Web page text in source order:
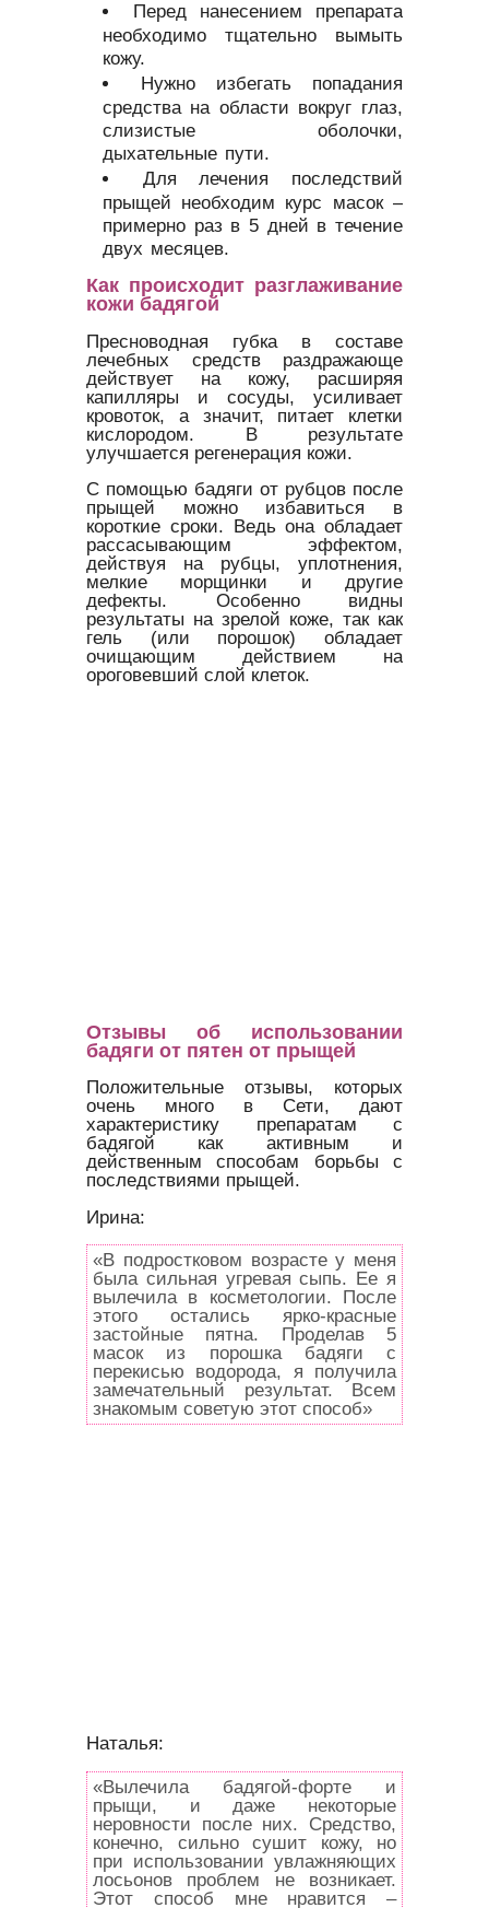
Перед нанесением препарата
необходимо тщательно вымыть
кожу.
Нужно избегать попадания
средства на области вокруг глаз,
слизистые оболочки,
дыхательные пути.
Для лечения последствий
прыщей необходим курс масок –
примерно раз в 5 дней в течение
двух месяцев.
Как происходит разглаживание
кожи бадягой
Пресноводная губка в составе
лечебных средств раздражающе
действует на кожу, расширяя
капилляры и сосуды, усиливает
кровоток, а значит, питает клетки
кислородом. В результате
улучшается регенерация кожи.
С помощью бадяги от рубцов после
прыщей можно избавиться в
короткие сроки. Ведь она обладает
рассасывающим эффектом,
действуя на рубцы, уплотнения,
мелкие морщинки и другие
дефекты. Особенно видны
результаты на зрелой коже, так как
гель (или порошок) обладает
очищающим действием на
ороговевший слой клеток.
Отзывы об использовании
бадяги от пятен от прыщей
Положительные отзывы, которых
очень много в Сети, дают
характеристику препаратам с
бадягой как активным и
действенным способам борьбы с
последствиями прыщей.
Ирина:
«В подростковом возрасте у меня
была сильная угревая сыпь. Ее я
вылечила в косметологии. После
этого остались ярко-красные
застойные пятна. Проделав 5
масок из порошка бадяги с
перекисью водорода, я получила
замечательный результат. Всем
знакомым советую этот способ»
Наталья:
«Вылечила бадягой-форте и
прыщи, и даже некоторые
неровности после них. Средство,
конечно, сильно сушит кожу, но
при использовании увлажняющих
лосьонов проблем не возникает.
Этот способ мне нравится –